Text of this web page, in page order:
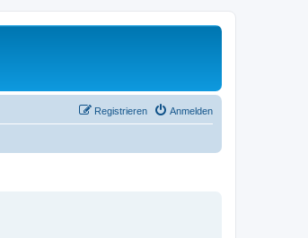
Anmelden
Registrieren